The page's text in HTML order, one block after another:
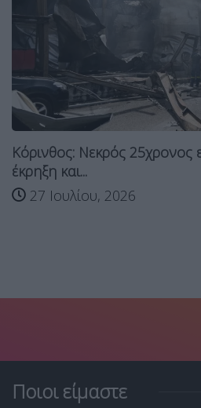
Κόρινθος: Νεκρός 25χρονος
έκρηξη και...
27 Ιουλίου, 2026
Ποιοι είμαστε